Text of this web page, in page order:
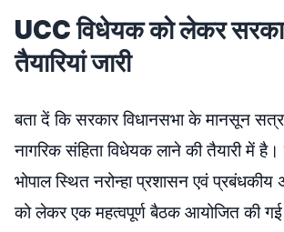
UCC विधेयक को लेकर
तैयारियां जारी
बता दें कि सरकार विधानसभा के मानसून
नागरिक संहिता विधेयक लाने की तैयारी में
भोपाल स्थित नरोन्हा प्रशासन एवं
को लेकर एक महत्वपूर्ण बैठक आयोजित की